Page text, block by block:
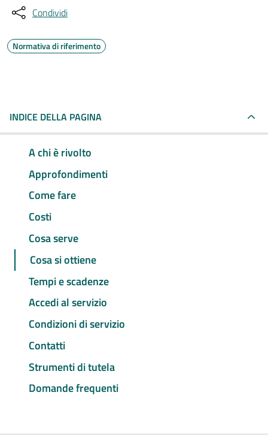
Condividi
Normativa di riferimento
INDICE DELLA PAGINA
A chi è rivolto
Approfondimenti
Come fare
Costi
Cosa serve
Cosa si ottiene
Tempi e scadenze
Accedi al servizio
Condizioni di servizio
Contatti
Strumenti di tutela
Domande frequenti